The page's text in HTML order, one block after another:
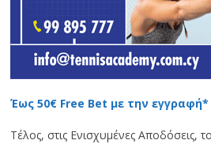
Έως 50€ Free Bet με την
Τέλος, στις Ενισχυμένες Αποδόσεις,